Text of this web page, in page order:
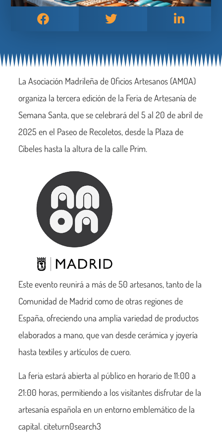
La Asociación Madrileña de Oficios Artesanos (AMOA)
organiza la tercera edición de la Feria de Artesanía de
Semana Santa, que se celebrará del 5 al 20 de abril de
2025 en el Paseo de Recoletos, desde la Plaza de
Cibeles hasta la altura de la calle Prim.
Este evento reunirá a más de 50 artesanos, tanto de la
Comunidad de Madrid como de otras regiones de
España, ofreciendo una amplia variedad de productos
elaborados a mano, que van desde cerámica y joyería
hasta textiles y artículos de cuero.
La feria estará abierta al público en horario de 11:00 a
21:00 horas, permitiendo a los visitantes disfrutar de la
artesanía española en un entorno emblemático de la
capital. citeturn0search3